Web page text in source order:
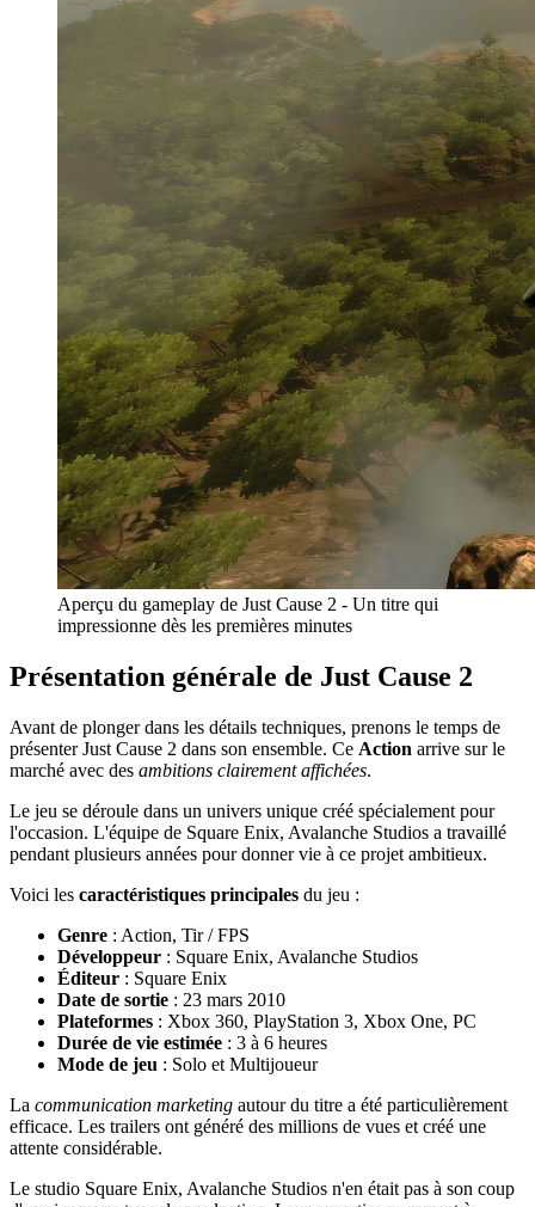
Aperçu du gameplay de Just Cause 2 - Un titre qui
impressionne dès les premières minutes
Présentation générale de Just Cause 2
Avant de plonger dans les détails techniques, prenons le temps de
présenter Just Cause 2 dans son ensemble. Ce Action arrive sur le
marché avec des ambitions clairement affichées.
Le jeu se déroule dans un univers unique créé spécialement pour
l'occasion. L'équipe de Square Enix, Avalanche Studios a travaillé
pendant plusieurs années pour donner vie à ce projet ambitieux.
Voici les caractéristiques principales du jeu :
Genre : Action, Tir / FPS
Développeur : Square Enix, Avalanche Studios
Éditeur : Square Enix
Date de sortie : 23 mars 2010
Plateformes : Xbox 360, PlayStation 3, Xbox One, PC
Durée de vie estimée : 3 à 6 heures
Mode de jeu : Solo et Multijoueur
La communication marketing autour du titre a été particulièrement
efficace. Les trailers ont généré des millions de vues et créé une
attente considérable.
Le studio Square Enix, Avalanche Studios n'en était pas à son coup